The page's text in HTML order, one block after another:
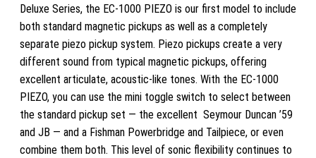
SEE
THRU
BLACK
MÄNGD
Deluxe Series, the EC-1000 PIEZO is our first model to include
both standard magnetic pickups as well as a completely
separate piezo pickup system. Piezo pickups create a very
different sound from typical magnetic pickups, offering
excellent articulate, acoustic-like tones. With the EC-1000
PIEZO, you can use the mini toggle switch to select between
the standard pickup set — the excellent Seymour Duncan ’59
and JB — and a Fishman Powerbridge and Tailpiece, or even
combine them both. This level of sonic flexibility continues to